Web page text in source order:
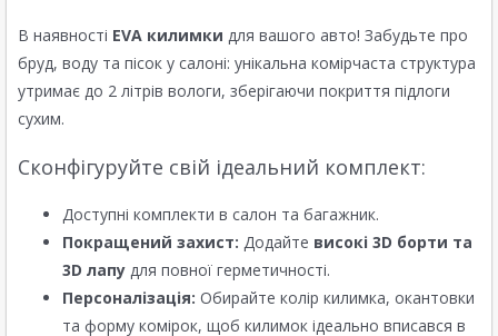
В наявності EVA килимки для вашого авто! Забудьте про
бруд, воду та пісок у салоні: унікальна комірчаста структура
утримає до 2 літрів вологи, зберігаючи покриття підлоги
сухим.
Сконфігуруйте свій ідеальний комплект:
Доступні комплекти в салон та багажник.
Покращений захист: Додайте високі 3D борти та
3D лапу для повної герметичності.
Персоналізація: Обирайте колір килимка, окантовки
та форму комірок, щоб килимок ідеально вписався в